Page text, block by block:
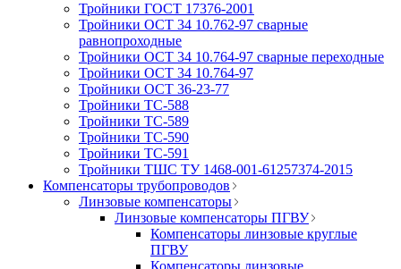
Тройники ГОСТ 17376-2001
Тройники ОСТ 34 10.762-97 сварные
равнопроходные
Тройники ОСТ 34 10.764-97 сварные переходные
Тройники ОСТ 34 10.764-97
Тройники ОСТ 36-23-77
Тройники ТС-588
Тройники ТС-589
Тройники ТС-590
Тройники ТС-591
Тройники ТШС ТУ 1468-001-61257374-2015
Компенсаторы трубопроводов
Линзовые компенсаторы
Линзовые компенсаторы ПГВУ
Компенсаторы линзовые круглые
ПГВУ
Компенсаторы линзовые